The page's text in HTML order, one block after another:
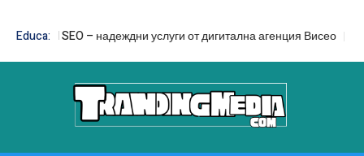
Educa:
and SEO – надеждни услуги от дигитална агенция Висео Цял